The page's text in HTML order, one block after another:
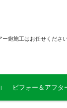
ー鉋施工はお任せくださ
ビフォー＆アフタ